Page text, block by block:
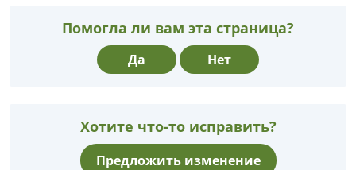
Помогла ли вам эта страница?
Да Нет
Хотите что-то исправить?
Предложить изменение